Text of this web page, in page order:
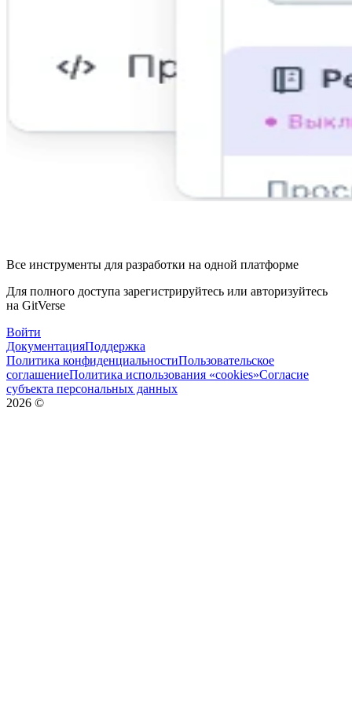
Все инструменты для разработки на одной платформе
Для полного доступа зарегистрируйтесь или авторизуйтесь
на GitVerse
Войти
ДокументацияПоддержка
Политика конфиденциальностиПользовательское
соглашениеПолитика использования «cookies»Согласие
субъекта персональных данных
2026 ©